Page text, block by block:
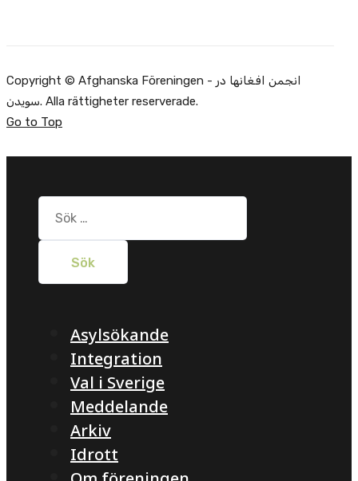
Copyright © Afghanska Föreningen - انجمن افغانها در
سویدن. Alla rättigheter reserverade.
Go to Top
Sök
efter:
Asylsökande
Integration
Val i Sverige
Meddelande
Arkiv
Idrott